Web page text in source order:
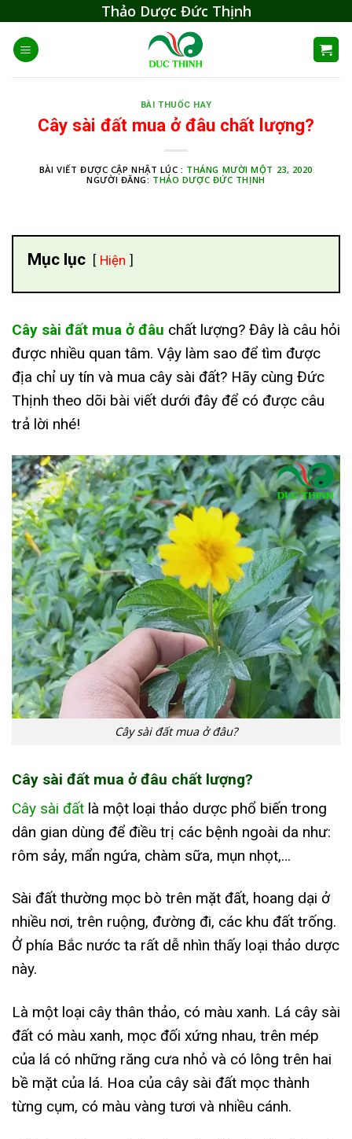
content
Thảo Dược Đức Thịnh
BÀI THUỐC HAY
Cây sài đất mua ở đâu chất lượng?
BÀI VIẾT ĐƯỢC CẬP NHẬT LÚC : THÁNG MƯỜI MỘT 23, 2020
NGƯỜI ĐĂNG: THẢO DƯỢC ĐỨC THỊNH
Mục lục Hiện
Cây sài đất mua ở đâu chất lượng? Đây là câu hỏi
được nhiều quan tâm. Vậy làm sao để tìm được
địa chỉ uy tín và mua cây sài đất? Hãy cùng Đức
Thịnh theo dõi bài viết dưới đây để có được câu
trả lời nhé!
Cây sài đất mua ở đâu?
Cây sài đất mua ở đâu chất lượng?
Cây sài đất là một loại thảo dược phổ biến trong
dân gian dùng để điều trị các bệnh ngoài da như:
rôm sảy, mẩn ngứa, chàm sữa, mụn nhọt,…
Sài đất thường mọc bò trên mặt đất, hoang dại ở
nhiều nơi, trên ruộng, đường đi, các khu đất trống.
Ở phía Bắc nước ta rất dễ nhìn thấy loại thảo dược
này.
Là một loại cây thân thảo, có màu xanh. Lá cây sài
đất có màu xanh, mọc đối xứng nhau, trên mép
của lá có những răng cưa nhỏ và có lông trên hai
bề mặt của lá. Hoa của cây sài đất mọc thành
từng cụm, có màu vàng tươi và nhiều cánh.